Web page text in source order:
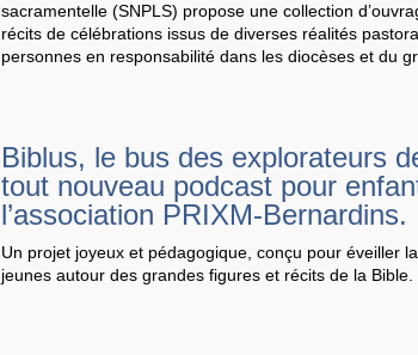
sacramentelle (SNPLS) propose une collection
récits de célébrations issus de diverses réalités
personnes en responsabilité dans les diocèses et du
Biblus, le bus des explorateurs
tout nouveau podcast pour
l’association PRIXM-Bernardins.
Un projet joyeux et pédagogique, conçu pour éveiller
jeunes autour des grandes figures et récits de la Bible.